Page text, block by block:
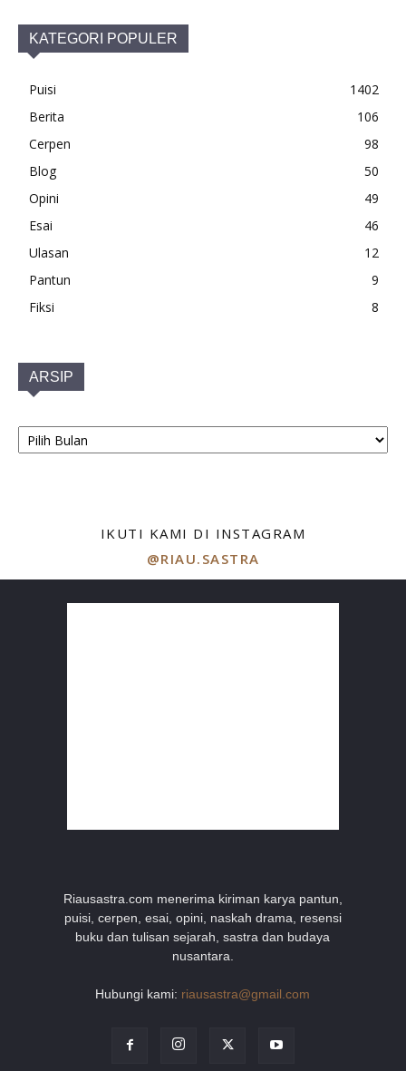
KATEGORI POPULER
Puisi
1402
Berita
106
Cerpen
98
Blog
50
Opini
49
Esai
46
Ulasan
12
Pantun
9
Fiksi
8
ARSIP
ARSIP
IKUTI KAMI DI INSTAGRAM
@RIAU.SASTRA
Riausastra.com menerima kiriman karya pantun,
puisi, cerpen, esai, opini, naskah drama, resensi
buku dan tulisan sejarah, sastra dan budaya
nusantara.
Hubungi kami: riausastra@gmail.com